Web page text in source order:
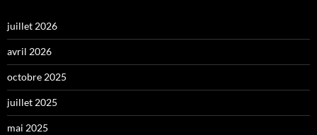
juillet 2026
avril 2026
octobre 2025
juillet 2025
mai 2025